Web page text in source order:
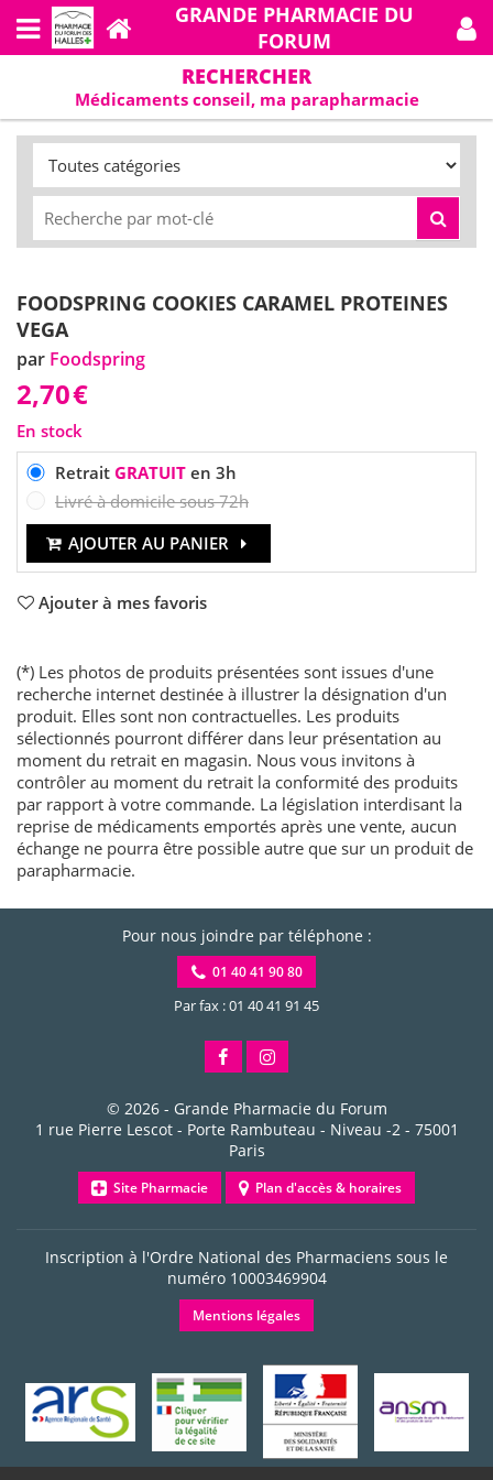
GRANDE PHARMACIE DU
FORUM
RECHERCHER
Médicaments conseil, ma parapharmacie
FOODSPRING COOKIES CARAMEL PROTEINES
VEGA
par Foodspring
2,70€
En stock
Retrait GRATUITen 3h
Livré à domicile sous 72h
AJOUTER AU PANIER
Ajouter à mes favoris
(*) Les photos de produits présentées sont issues d'une
recherche internet destinée à illustrer la désignation d'un
produit. Elles sont non contractuelles. Les produits
sélectionnés pourront différer dans leur présentation au
moment du retrait en magasin. Nous vous invitons à
contrôler au moment du retrait la conformité des produits
par rapport à votre commande. La législation interdisant la
reprise de médicaments emportés après une vente, aucun
échange ne pourra être possible autre que sur un produit de
parapharmacie.
Pour nous joindre par téléphone :
01 40 41 90 80
Par fax : 01 40 41 91 45
© 2026 - Grande Pharmacie du Forum
1 rue Pierre Lescot - Porte Rambuteau - Niveau -2- 75001
Paris
Site Pharmacie Plan d'accès & horaires
Inscription à l'Ordre National des Pharmaciens sous le
numéro 10003469904
Mentions légales